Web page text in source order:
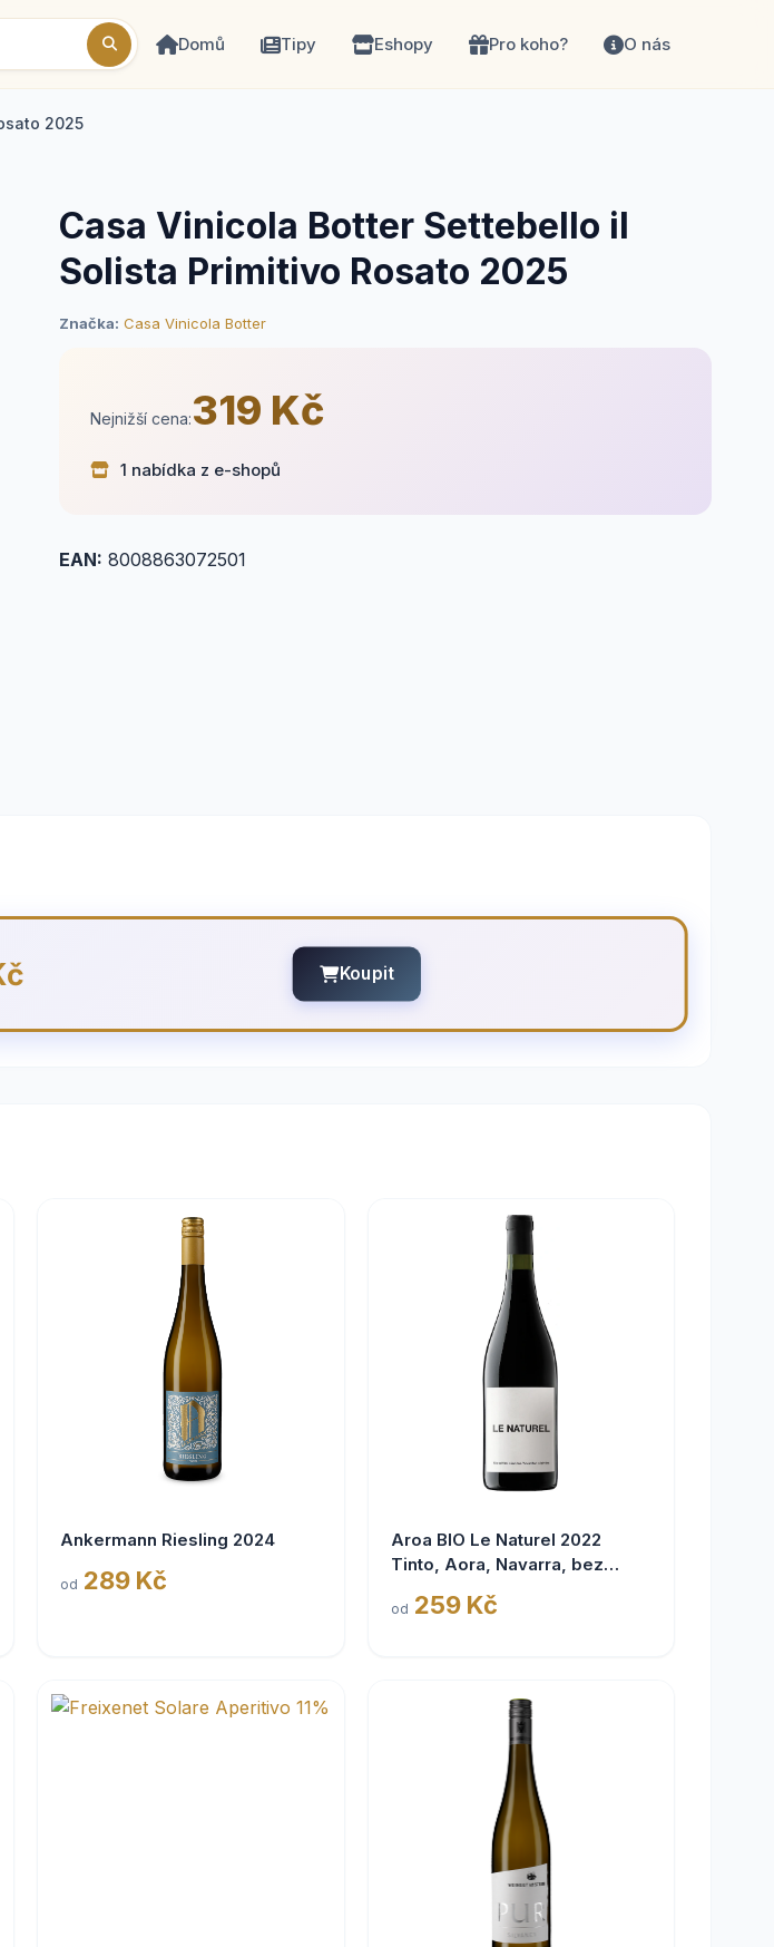
Domů Tipy Eshopy Pro koho? O nás
2025
Casa Vinicola Botter Settebello il
Solista Primitivo Rosato 2025
Značka: Casa Vinicola Botter
Nejnižší cena:319 Kč
1 nabídka z e-shopů
EAN: 8008863072501
Koupit
Ankermann Riesling 2024
od 289 Kč
Aroa BIO Le Naturel 2022
Tinto, Aora, Navarra, bez
od 259 Kč